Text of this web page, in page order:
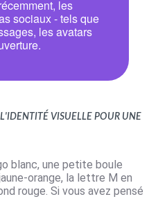
les
sociaux- tels que
les avatars
visuelle pour une
blanc, une petite boule
-orange, la lettre M en
rouge. Si vous avez pensé